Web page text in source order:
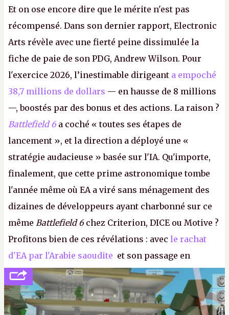
Et on ose encore dire que le mérite n'est pas
récompensé. Dans son dernier rapport, Electronic
Arts révèle avec une fierté peine dissimulée la
fiche de paie de son PDG, Andrew Wilson. Pour
l'exercice 2026, l’inestimable dirigeant a empoché
38,7 millions de dollars — en hausse de 8 millions
—, boostés par des bonus et des actions. La raison ?
Battlefield 6 a coché « toutes ses étapes de
lancement », et la direction a déployé une «
stratégie audacieuse » basée sur l'IA. Qu'importe,
finalement, que cette prime astronomique tombe
l'année même où EA a viré sans ménagement des
dizaines de développeurs ayant charbonné sur ce
même Battlefield 6chez Criterion, DICE ou Motive ?
Profitons bien de ces révélations : avec le rachat
d'EA par l'Arabie saoudite et son passage en
société privée, l'éditeur n'aura bientôt plus
l'obligation de publier ses bilans. Encore une
victoire pour la transparence.P.